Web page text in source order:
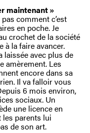
maintenant »
comment c’est
en poche. Je
crochet de la société
à la faire avancer.
laissée avec plus de
amèrement. Les
encore dans sa
Il va falloir vous
6 mois environ,
sociaux. Un
une licence en
les parents lui
de son art.